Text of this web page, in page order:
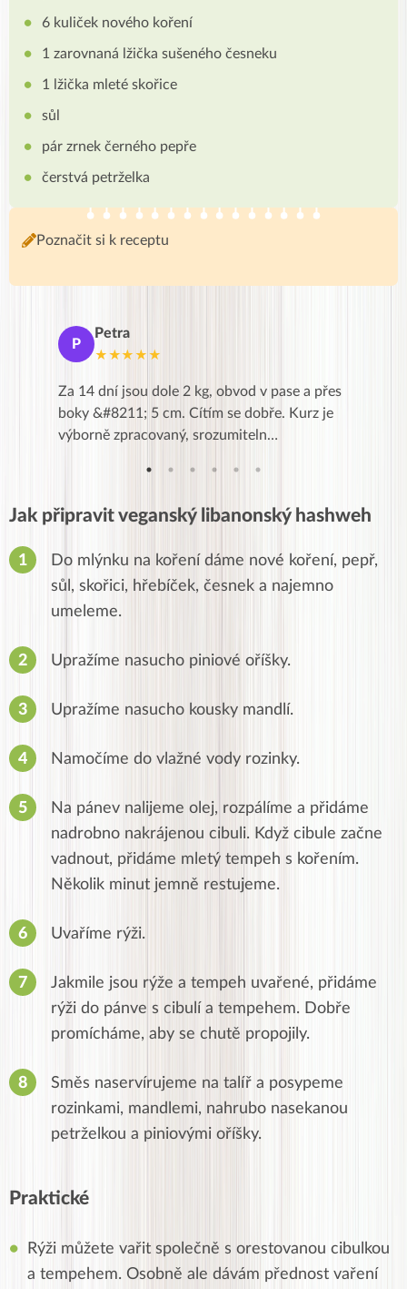
6 kuliček nového koření
1 zarovnaná lžička sušeného česneku
1 lžička mleté ​​skořice
sůl
pár zrnek černého pepře
čerstvá petrželka
Poznačit si k receptu
P
Petra
★★★★★
Za 14 dní jsou dole 2 kg, obvod v pase a přes
boky &#8211; 5 cm. Cítím se dobře. Kurz je
výborně zpracovaný, srozumiteln…
Jak připravit veganský libanonský hashweh
Do mlýnku na koření dáme nové koření, pepř,
sůl, skořici, hřebíček, česnek a najemno
umeleme.
Upražíme nasucho piniové oříšky.
Upražíme nasucho kousky mandlí.
Namočíme do vlažné vody rozinky.
Na pánev nalijeme olej, rozpálíme a přidáme
nadrobno nakrájenou cibuli. Když cibule začne
vadnout, přidáme mletý tempeh s kořením.
Několik minut jemně restujeme.
Uvaříme rýži.
Jakmile jsou rýže a tempeh uvařené, přidáme
rýži do pánve s cibulí a tempehem. Dobře
promícháme, aby se chutě propojily.
Směs naservírujeme na talíř a posypeme
rozinkami, mandlemi, nahrubo nasekanou
petrželkou a piniovými oříšky.
Praktické
Rýži můžete vařit společně s orestovanou cibulkou
a tempehem. Osobně ale dávám přednost vaření